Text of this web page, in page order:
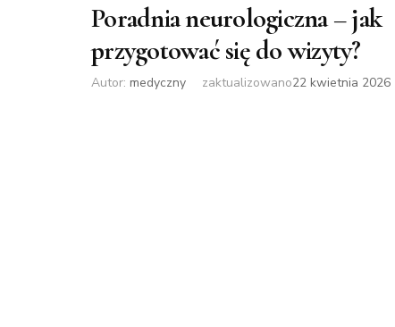
Poradnia neurologiczna – jak
przygotować się do wizyty?
Autor: medyczny zaktualizowano22 kwietnia 2026